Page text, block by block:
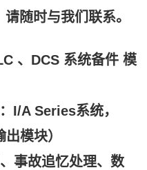
随时与我们联系。
、DCS 系统备件 模
I/A Series系统，
模块）
事故追忆处理、数